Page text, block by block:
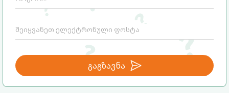
გაგზავნა